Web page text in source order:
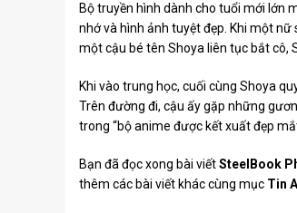
Bộ truyền hình dành cho tuổi mới lớn
nhớ và hình ảnh tuyệt đẹp. Khi một
một cậu bé tên Shoya liên tục bắt cô,
Khi vào trung học, cuối cùng Shoya
Trên đường đi, cậu ấy gặp những
trong “bộ anime được kết xuất đẹp
Bạn đã đọc xong bài viếtSteelBook
thêm các bài viết khác cùng mục Tin